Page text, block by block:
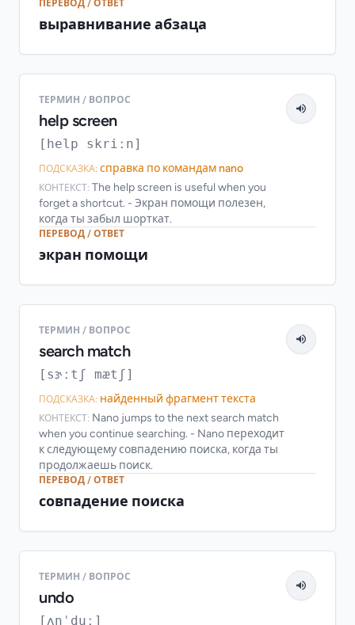
ПЕРЕВОД / ОТВЕТ
выравнивание абзаца
ТЕРМИН / ВОПРОС
help screen
[help skriːn]
ПОДСКАЗКА: справка по командам nano
КОНТЕКСТ: The help screen is useful when you
forget a shortcut. - Экран помощи полезен,
когда ты забыл шорткат.
ПЕРЕВОД / ОТВЕТ
экран помощи
ТЕРМИН / ВОПРОС
search match
[sɝːtʃ mætʃ]
ПОДСКАЗКА: найденный фрагмент текста
КОНТЕКСТ: Nano jumps to the next search match
when you continue searching. - Nano переходит
к следующему совпадению поиска, когда ты
продолжаешь поиск.
ПЕРЕВОД / ОТВЕТ
совпадение поиска
ТЕРМИН / ВОПРОС
undo
[ʌnˈduː]